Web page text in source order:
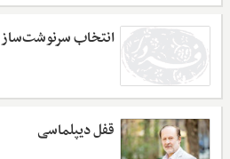
انتخاب سرنوشت‌ساز
قفل دیپلماسی